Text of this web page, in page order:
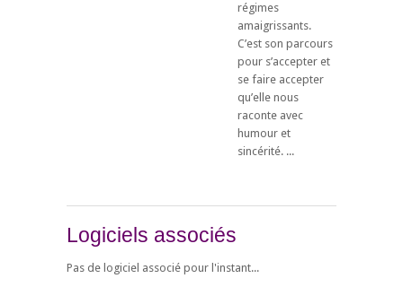
régimes
amaigrissants.
C’est son parcours
pour s’accepter et
se faire accepter
qu’elle nous
raconte avec
humour et
sincérité. ...
Logiciels associés
Pas de logiciel associé pour l'instant...